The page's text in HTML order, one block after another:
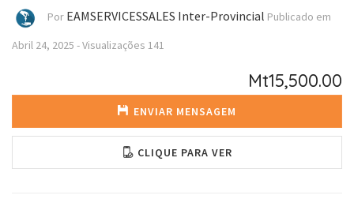
Por EAMSERVICESSALES Inter-Provincial Publicado em
Abril 24, 2025 -Visualizações 141
Mt15,500.00
ENVIAR MENSAGEM
CLIQUE PARA VER